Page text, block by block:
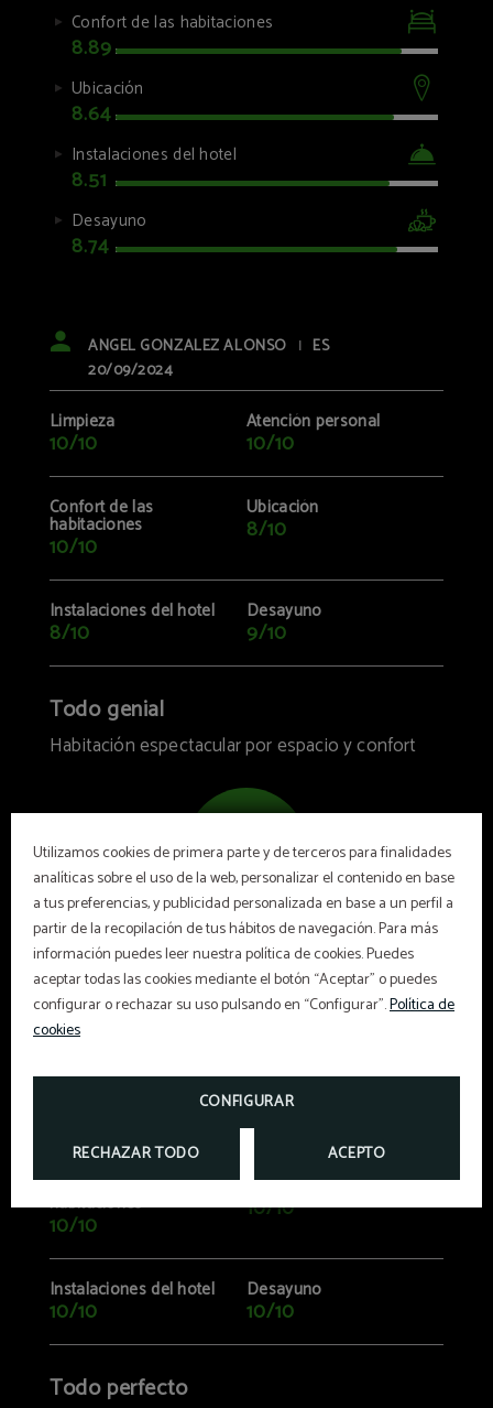
Utilizamos cookies de primera parte y de terceros para finalidades
analíticas sobre el uso de la web, personalizar el contenido en base
a tus preferencias, y publicidad personalizada en base a un perfil a
partir de la recopilación de tus hábitos de navegación. Para más
información puedes leer nuestra política de cookies. Puedes
aceptar todas las cookies mediante el botón “Aceptar” o puedes
configurar o rechazar su uso pulsando en “Configurar”.Política de
cookies
CONFIGURAR
RECHAZAR TODO ACEPTO
Confort de las habitaciones
8.89
Ubicación
8.64
Instalaciones del hotel
8.51
Desayuno
8.74
ANGEL GONZALEZ ALONSO |
ES
20/09/2024
Limpieza
10/10
Atención personal
10/10
Confort de las
habitaciones
10/10
Ubicación
8/10
Instalaciones del hotel
8/10
Desayuno
9/10
Todo genial
Habitación espectacular por espacio y confort
9.2
Recomendado
Atención personal
10/10
Confort de las
habitaciones
10/10
Ubicación
10/10
Instalaciones del hotel
10/10
Desayuno
10/10
Todo perfecto